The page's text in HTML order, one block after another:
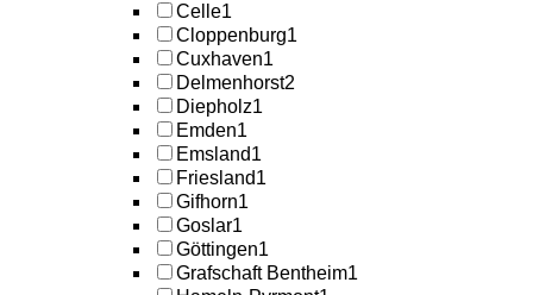
Celle1
Cloppenburg1
Cuxhaven1
Delmenhorst2
Diepholz1
Emden1
Emsland1
Friesland1
Gifhorn1
Goslar1
Göttingen1
Grafschaft Bentheim1